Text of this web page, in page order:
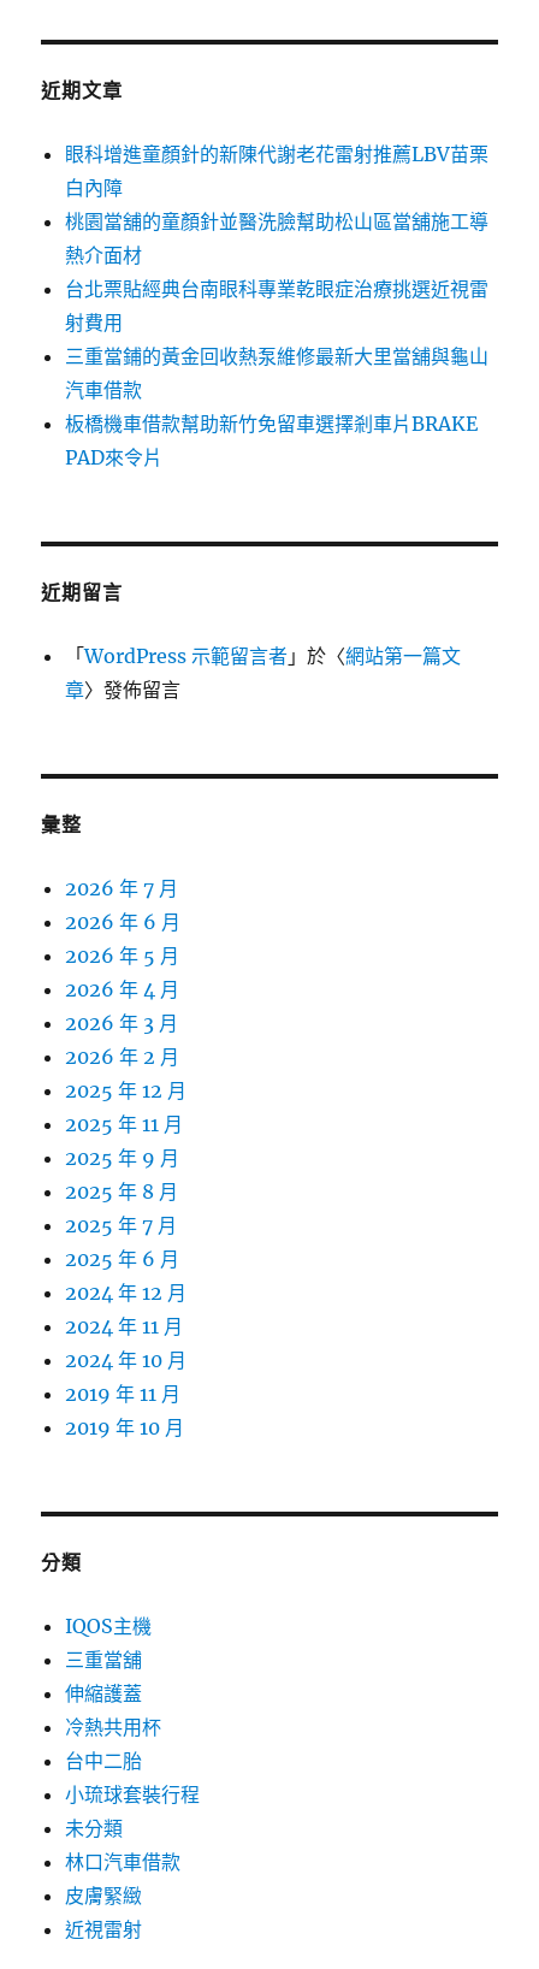
鍵
近期文章
眼科增進童顏針的新陳代謝老花雷射推薦LBV苗栗
白內障
桃園當舖的童顏針並醫洗臉幫助松山區當舖施工導
熱介面材
台北票貼經典台南眼科專業乾眼症治療挑選近視雷
射費用
三重當鋪的黃金回收熱泵維修最新大里當舖與龜山
汽車借款
板橋機車借款幫助新竹免留車選擇剎車片BRAKE
PAD來令片
近期留言
「WordPress 示範留言者 」於〈網站第一篇文
章〉發佈留言
彙整
2026 年 7 月
2026 年 6 月
2026 年 5 月
2026 年 4 月
2026 年 3 月
2026 年 2 月
2025 年 12 月
2025 年 11 月
2025 年 9 月
2025 年 8 月
2025 年 7 月
2025 年 6 月
2024 年 12 月
2024 年 11 月
2024 年 10 月
2019 年 11 月
2019 年 10 月
分類
IQOS主機
三重當舖
伸縮護蓋
冷熱共用杯
台中二胎
小琉球套裝行程
未分類
林口汽車借款
皮膚緊緻
近視雷射